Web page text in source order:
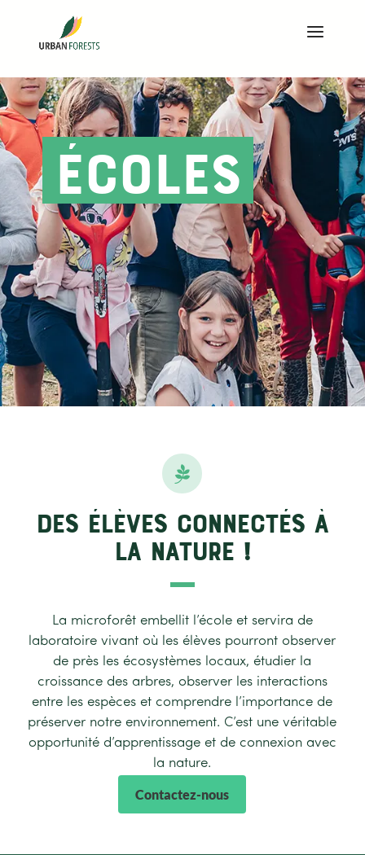
Écoles

Des élèves connectés à
la nature !
La microforêt embellit l’école et servira de
laboratoire vivant où les élèves pourront observer
de près les écosystèmes locaux, étudier la
croissance des arbres, observer les interactions
entre les espèces et comprendre l’importance de
préserver notre environnement. C’est une véritable
opportunité d’apprentissage et de connexion avec
la nature.
Contactez-nous